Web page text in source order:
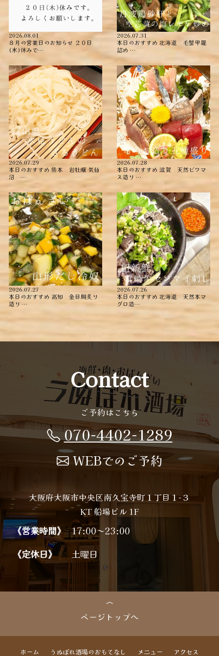
2026.08.01
８月の営業日のお知らせ ２０日
(木)休みで…
2026.07.31
本日のおすすめ ︎北海道 毛蟹甲羅
詰め ︎…
2026.07.29
本日のおすすめ ︎熊本 岩牡蠣 ︎気仙
沼 …
2026.07.28
本日のおすすめ ︎滋賀 天然ビワマ
ス造り …
2026.07.27
本日のおすすめ ︎高知 金目鯛炙り
造り ︎…
2026.07.26
本日のおすすめ ︎北海道 天然本マ
グロ造…
Contact
ご予約はこちら
070-4402-1289
WEBでのご予約
大阪府大阪市中央区南久宝寺町１丁目１−３
KT 船場ビル 1F
《営業時間》 17:00～23:00
《定休日》 土曜日
ページトップへ
ホーム うぬぼれ酒場のおもてなし メニュー アクセス